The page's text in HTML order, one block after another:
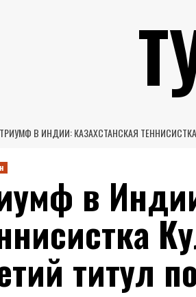
ТРИУМФ В ИНДИИ: КАЗАХСТАНСКАЯ
в
титул